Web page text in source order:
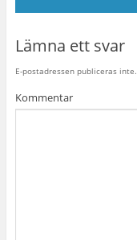
Lämna ett svar
E-postadressen publiceras inte.
Kommentar